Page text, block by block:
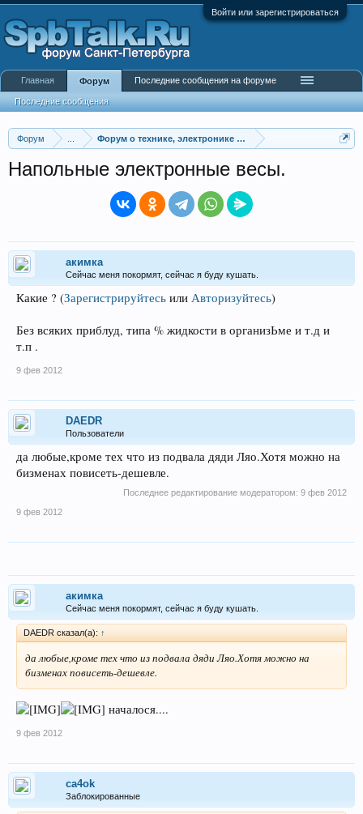
Войти или зарегистрироваться
Форум Форум о технике, электронике и гаджетах
Напольные электронные весы.
акимка
Сейчас меня покормят, сейчас я буду кушать.
Какие ? (Зарегистрируйтесь или Авторизуйтесь)
Без всяких приблуд, типа % жидкости в организЬме и т.д и
т.п .
9 фев 2012
DAEDR
Пользователи
да любые,кроме тех что из подвала дяди Ляо.Хотя можно на
бизменах повисеть-дешевле.
Последнее редактирование модератором: 9 фев 2012
9 фев 2012
акимка
Сейчас меня покормят, сейчас я буду кушать.
DAEDR сказал(а): ↑
да любые,кроме тех что из подвала дяди Ляо.Хотя можно на
бизменах повисеть-дешевле.
началося....
9 фев 2012
ca4ok
Заблокированные
Главная Форум
Последние сообщения
Последние сообщения на форуме